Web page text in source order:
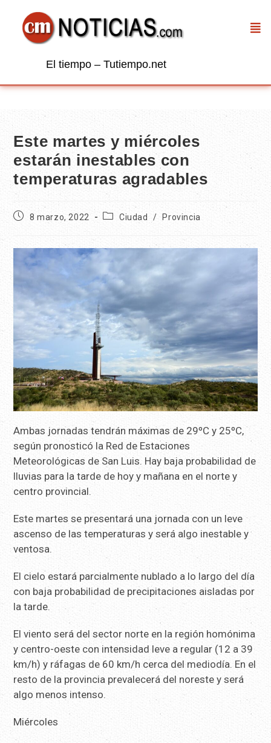
El tiempo – Tutiempo.net
Este martes y miércoles
estarán inestables con
temperaturas agradables
8 marzo, 2022 Ciudad / Provincia
Ambas jornadas tendrán máximas de 29ºC y 25ºC,
según pronosticó la Red de Estaciones
Meteorológicas de San Luis. Hay baja probabilidad de
lluvias para la tarde de hoy y mañana en el norte y
centro provincial.
Este martes se presentará una jornada con un leve
ascenso de las temperaturas y será algo inestable y
ventosa.
El cielo estará parcialmente nublado a lo largo del día
con baja probabilidad de precipitaciones aisladas por
la tarde.
El viento será del sector norte en la región homónima
y centro-oeste con intensidad leve a regular (12 a 39
km/h) y ráfagas de 60 km/h cerca del mediodía. En el
resto de la provincia prevalecerá del noreste y será
algo menos intenso.
Miércoles